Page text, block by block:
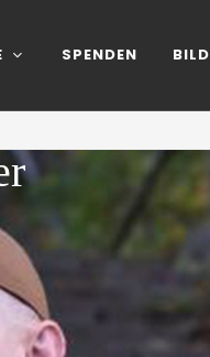
SPENDEN BILD